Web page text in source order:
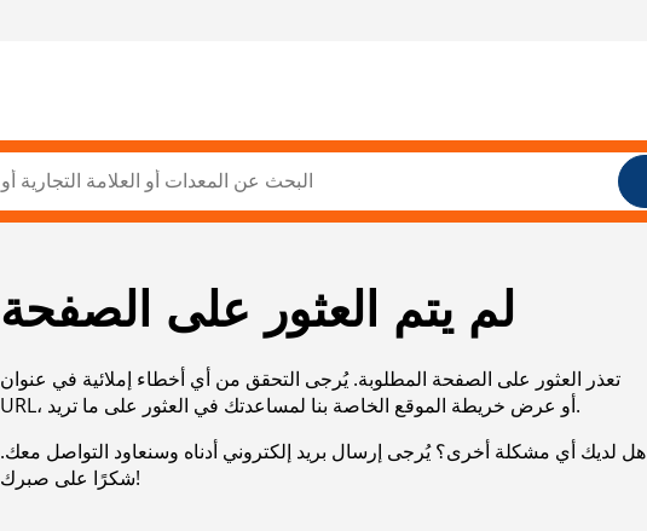
لم يتم العثور على الصفحة
تعذر العثور على الصفحة المطلوبة. يُرجى التحقق من أي أخطاء إملائية في عنوان
URL، أو عرض خريطة الموقع الخاصة بنا لمساعدتك في العثور على ما تريد.
هل لديك أي مشكلة أخرى؟ يُرجى إرسال بريد إلكتروني أدناه وسنعاود التواصل معك.
شكرًا على صبرك!